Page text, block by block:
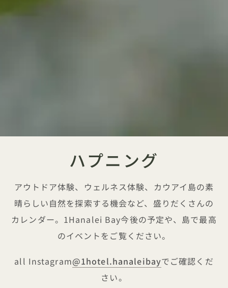
ハプニング
アウトドア体験、ウェルネス体験、カウアイ島の素
晴らしい自然を探索する機会など、盛りだくさんの
カレンダー。1Hanalei Bay今後の予定や、島で最高
のイベントをご覧ください。
all Instagram@1hotel.hanaleibayでご確認くだ
さい。